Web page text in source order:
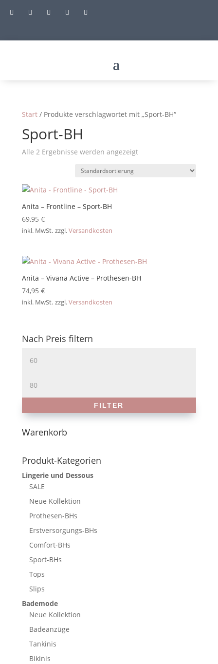
    
Start/ Produkte verschlagwortet mit „Sport-BH“
Sport-BH
Alle 2 Ergebnisse werden angezeigt
Anita – Frontline – Sport-BH
69,95 €
inkl. MwSt. zzgl.Versandkosten
Anita – Vivana Active – Prothesen-BH
74,95 €
inkl. MwSt. zzgl.Versandkosten
Nach Preis filtern
FILTER
Warenkorb
Produkt-Kategorien
Lingerie und Dessous
SALE
Neue Kollektion
Prothesen-BHs
Erstversorgungs-BHs
Comfort-BHs
Sport-BHs
Tops
Slips
Bademode
Neue Kollektion
Badeanzüge
Tankinis
Bikinis